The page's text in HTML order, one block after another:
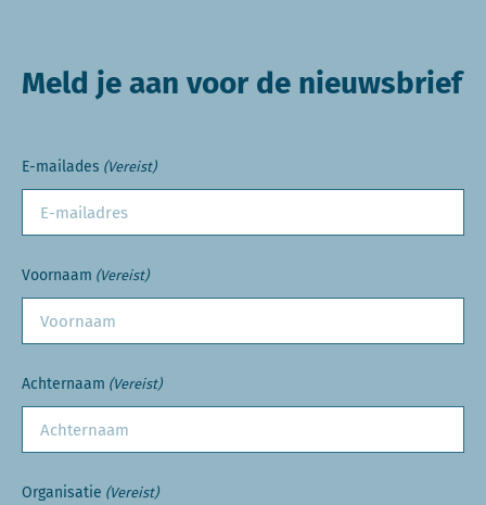
Meld je aan voor de nieuwsbrief
E-mailades (Vereist)
Voornaam (Vereist)
Achternaam (Vereist)
Organisatie (Vereist)